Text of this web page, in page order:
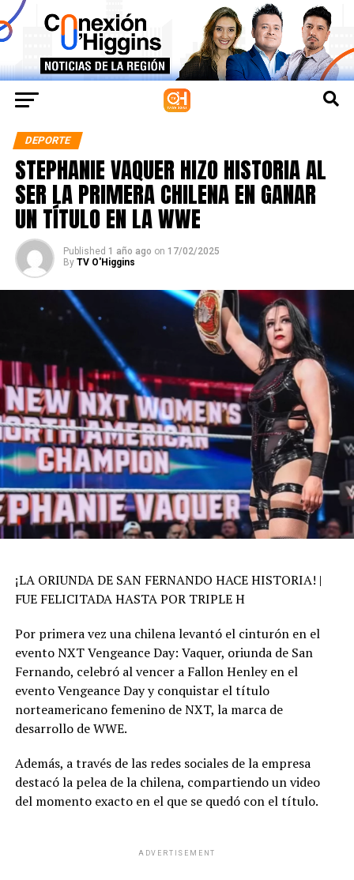
DEPORTE
STEPHANIE VAQUER HIZO HISTORIA AL
SER LA PRIMERA CHILENA EN GANAR
UN TÍTULO EN LA WWE
Published 1 año ago on 17/02/2025
By TV O'Higgins
¡LA ORIUNDA DE SAN FERNANDO HACE HISTORIA! |
FUE FELICITADA HASTA POR TRIPLE H
Por primera vez una chilena levantó el cinturón en el
evento NXT Vengeance Day: Vaquer, oriunda de San
Fernando, celebró al vencer a Fallon Henley en el
evento Vengeance Day y conquistar el título
norteamericano femenino de NXT, la marca de
desarrollo de WWE.
Además, a través de las redes sociales de la empresa
destacó la pelea de la chilena, compartiendo un video
del momento exacto en el que se quedó con el título.
ADVERTISEMENT